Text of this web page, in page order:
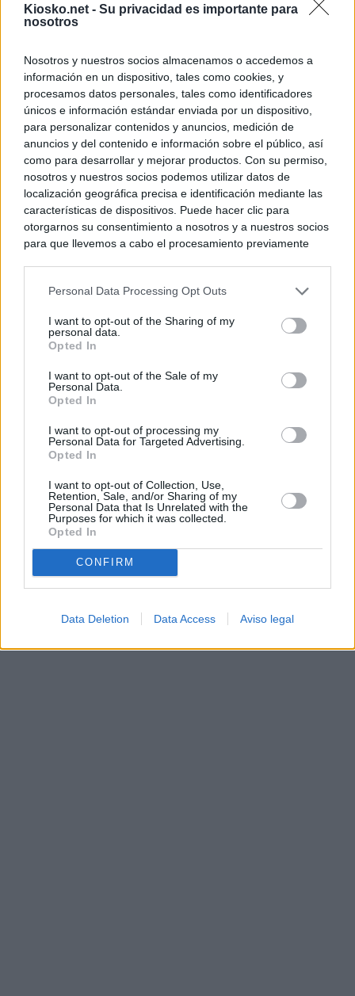
Kiosko.net - Su privacidad es importante para
nosotros
Nosotros y nuestros socios almacenamos o accedemos a
información en un dispositivo, tales como cookies, y
procesamos datos personales, tales como identificadores
únicos e información estándar enviada por un dispositivo,
para personalizar contenidos y anuncios, medición de
anuncios y del contenido e información sobre el público, así
como para desarrollar y mejorar productos. Con su permiso,
nosotros y nuestros socios podemos utilizar datos de
localización geográfica precisa e identificación mediante las
características de dispositivos. Puede hacer clic para
otorgarnos su consentimiento a nosotros y a nuestros socios
para que llevemos a cabo el procesamiento previamente
negar su consentimiento. Tenga en cuenta que algún
de su consentimiento, pero usted tiene el derecho de
rechazar tal procesamiento. Sus preferencias se aplicarán
cualquier momento entrando de nuevo en este sitio web o
visitando nuestra política de privacidad.
Personal Data Processing Opt Outs
I want to opt-out of the Sharing of my
personal data.
Opted In
I want to opt-out of the Sale of my
Personal Data.
Opted In
I want to opt-out of processing my
Personal Data for Targeted Advertising.
Opted In
I want to opt-out of Collection, Use,
Retention, Sale, and/or Sharing of my
Personal Data that Is Unrelated with the
Purposes for which it was collected.
Opted In
CONFIRM
Data Deletion Data Access Aviso legal